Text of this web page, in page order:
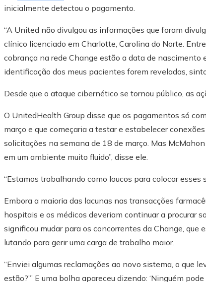
inicialmente detectou o pagamento.
“A United não divulgou as informações que foram
clínico licenciado em Charlotte, Carolina do Norte.
cobrança na rede Change estão a data de nascimento
identificação dos meus pacientes forem reveladas,
Desde que o ataque cibernético se tornou público, as
O UnitedHealth Group disse que os pagamentos só
março e que começaria a testar e estabelecer
solicitações na semana de 18 de março. Mas
em um ambiente muito fluido”, disse ele.
“Estamos trabalhando como loucos para colocar
Embora a maioria das lacunas nas transacções
hospitais e os médicos deveriam continuar a procurar
significou mudar para os concorrentes da Change,
lutando para gerir uma carga de trabalho maior.
“Enviei algumas reclamações ao novo sistema, o que
estão?’” E uma bolha apareceu dizendo: ‘Ninguém